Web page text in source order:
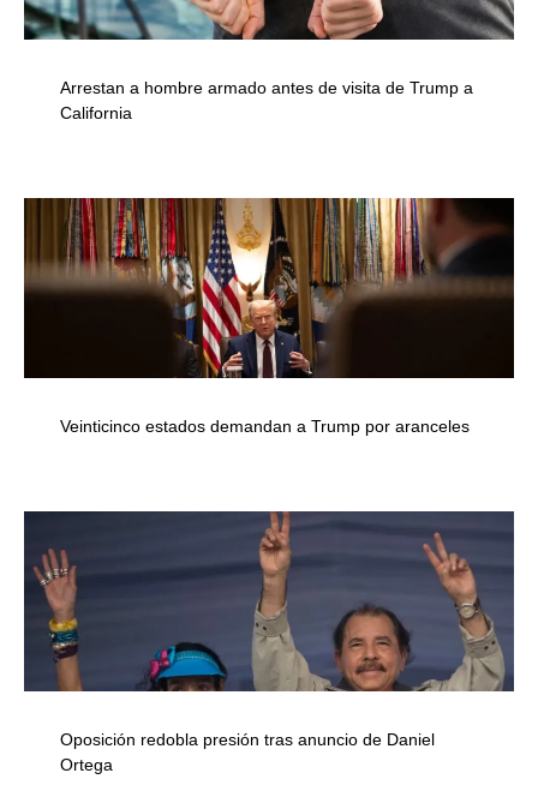
Arrestan a hombre armado antes de visita de Trump a
California
Veinticinco estados demandan a Trump por aranceles
Oposición redobla presión tras anuncio de Daniel
Ortega